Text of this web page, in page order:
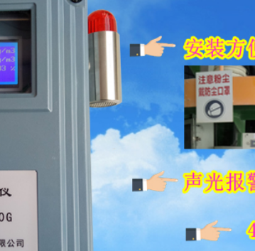
量或排放浓度。在燃烧工况相对稳
质都没有很大的变化，小于±90%的
分体式粉尘浓度仪
特点
WKD-6-F系列粉尘浓度仪采用
探头后不影响测量灵敏度，免维护
输，对信号传输导线无特殊要示，
安装使用与二线制压力变送器完
接线盒内置一体化变送器输出的